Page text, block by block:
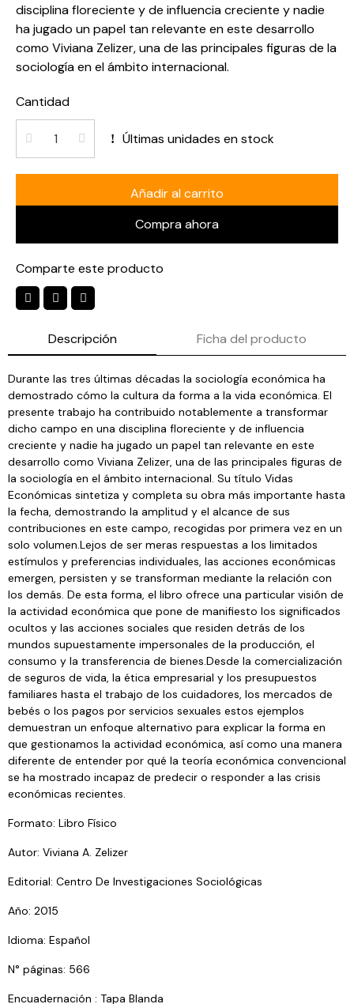
disciplina floreciente y de influencia creciente y nadie
ha jugado un papel tan relevante en este desarrollo
como Viviana Zelizer, una de las principales figuras de la
sociología en el ámbito internacional.
Cantidad
Últimas unidades en stock
Añadir al carrito
Compra ahora
Comparte este producto
Descripción Ficha del producto
Durante las tres últimas décadas la sociología económica ha
demostrado cómo la cultura da forma a la vida económica. El
presente trabajo ha contribuido notablemente a transformar
dicho campo en una disciplina floreciente y de influencia
creciente y nadie ha jugado un papel tan relevante en este
desarrollo como Viviana Zelizer, una de las principales figuras de
la sociología en el ámbito internacional. Su título Vidas
Económicas sintetiza y completa su obra más importante hasta
la fecha, demostrando la amplitud y el alcance de sus
contribuciones en este campo, recogidas por primera vez en un
solo volumen.Lejos de ser meras respuestas a los limitados
estímulos y preferencias individuales, las acciones económicas
emergen, persisten y se transforman mediante la relación con
los demás. De esta forma, el libro ofrece una particular visión de
la actividad económica que pone de manifiesto los significados
ocultos y las acciones sociales que residen detrás de los
mundos supuestamente impersonales de la producción, el
consumo y la transferencia de bienes.Desde la comercialización
de seguros de vida, la ética empresarial y los presupuestos
familiares hasta el trabajo de los cuidadores, los mercados de
bebés o los pagos por servicios sexuales estos ejemplos
demuestran un enfoque alternativo para explicar la forma en
que gestionamos la actividad económica, así como una manera
diferente de entender por qué la teoría económica convencional
se ha mostrado incapaz de predecir o responder a las crisis
económicas recientes.
Formato: Libro Físico
Autor: Viviana A. Zelizer
Editorial: Centro De Investigaciones Sociológicas
Año: 2015
Idioma: Español
N° páginas: 566
Encuadernación : Tapa Blanda